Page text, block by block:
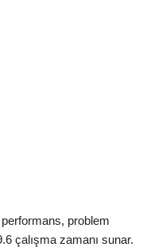
problem
çalışma zamanı sunar.